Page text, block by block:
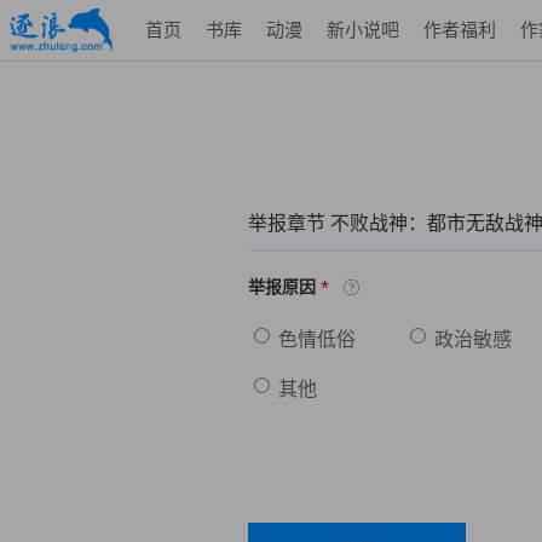
首页 书库 动漫 新小说吧 作者福利 作
举报章节 不败战神：都市无敌
举报原因 *
色情低俗 政治敏感
其他